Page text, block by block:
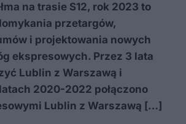
na trasie S12, rok 2023 to
przetargów,
i projektowania nowych
ekspresowych. Przez 3 lata
Lublin z Warszawą i
2020-2022 połączono
Lublin z Warszawą […]